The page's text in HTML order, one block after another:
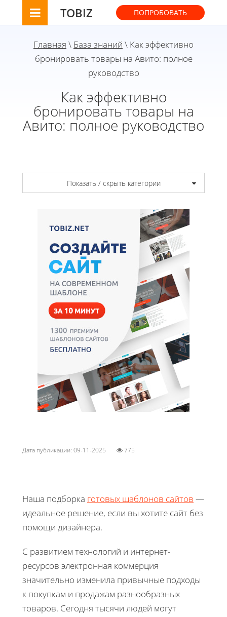
TOBIZ ПОПРОБОВАТЬ
Главная \ База знаний \ Как эффективно
бронировать товары на Авито: полное
руководство
Как эффективно
бронировать товары на
Авито: полное руководство
Показать / скрыть категории
Дата публикации: 09-11-2025 775
Наша подборка готовых шаблонов сайтов —
идеальное решение, если вы хотите сайт без
помощи дизайнера.
С развитием технологий и интернет-
ресурсов электронная коммерция
значительно изменила привычные подходы
к покупкам и продажам разнообразных
товаров. Сегодня тысячи людей могут